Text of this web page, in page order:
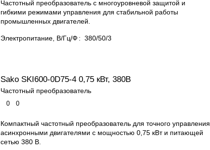
Частотный преобразователь с многоуровневой защитой и
гибкими режимами управления для стабильной работы
промышленных двигателей.
Электропитание, В/Гц/Ф : 380/50/3
Sako SKI600-0D75-4 0,75 кВт, 380В
Частотный преобразователь
0 0
Компактный частотный преобразователь для точного управления
асинхронными двигателями с мощностью 0,75 кВт и питающей
сетью 380 В.